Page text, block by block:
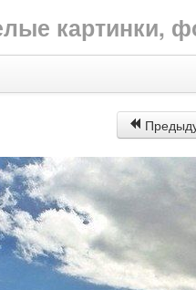
картинки,